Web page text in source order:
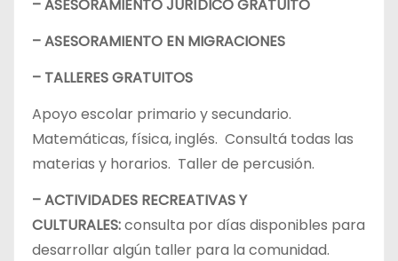
– ASESORAMIENTO JURÍDICO GRATUITO
– ASESORAMIENTO EN MIGRACIONES
– TALLERES GRATUITOS
Apoyo escolar primario y secundario.
Matemáticas, física, inglés. Consultá todas las
materias y horarios. Taller de percusión.
– ACTIVIDADES RECREATIVAS Y
CULTURALES:consulta por días disponibles para
desarrollar algún taller para la comunidad.